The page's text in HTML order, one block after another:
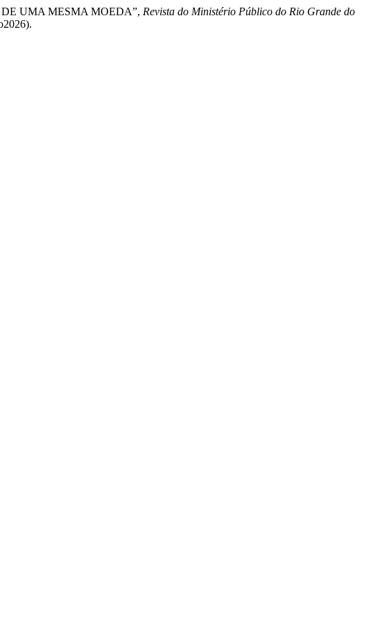
UMA MESMA MOEDA”, Revista do Ministério Público do Rio Grande do